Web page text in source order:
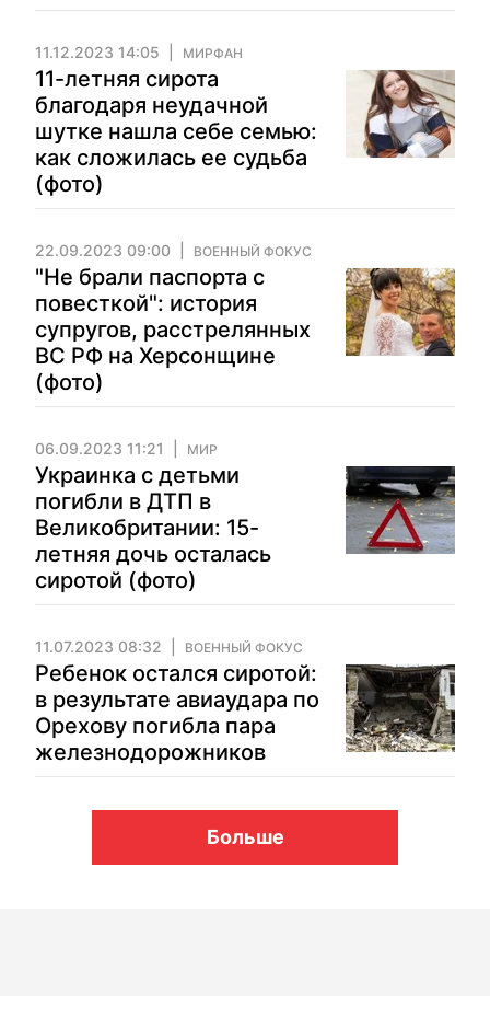
11.12.2023 14:05 МИРФАН
11-летняя сирота
благодаря неудачной
шутке нашла себе семью:
как сложилась ее судьба
(фото)
22.09.2023 09:00 ВОЕННЫЙ ФОКУС
"Не брали паспорта с
повесткой": история
супругов, расстрелянных
ВС РФ на Херсонщине
(фото)
06.09.2023 11:21 МИР
Украинка с детьми
погибли в ДТП в
Великобритании: 15-
летняя дочь осталась
сиротой (фото)
11.07.2023 08:32 ВОЕННЫЙ ФОКУС
Ребенок остался сиротой:
в результате авиаудара по
Орехову погибла пара
железнодорожников
Больше